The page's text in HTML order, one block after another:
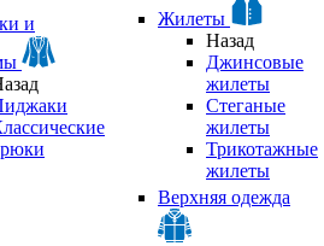
и
Жилеты
Назад
Джинсовые
жилеты
Стеганые
жилеты
Трикотажные
жилеты
Верхняя одежда